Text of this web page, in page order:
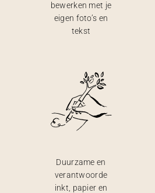
bewerken met je
eigen foto’s en
tekst
Duurzame en
verantwoorde
inkt, papier en